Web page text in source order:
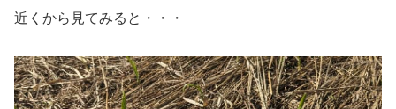
近くから見てみると・・・